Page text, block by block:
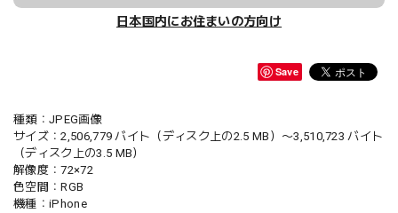
日本国内にお住まいの方向け
Save
種類：JPEG画像
サイズ：2,506,779 バイト（ディスク上の2.5 MB）〜3,510,723 バイト
（ディスク上の3.5 MB）
解像度：72×72
色空間：RGB
機種：iPhone